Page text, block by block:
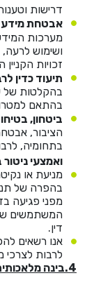
דרישות
אבטחת מידע
מערכות
ושימוש לרעה,
זכויות
תיעוד כדין
בהקלטות של
בהתאם
ביטחון,
הציבור,
בתחומיה,
ואמצעי
מניעת או
בהפרה של
מפני פגיעה
המשתמשים
דין.
אנו רשאים
לרבות לצרכי
4.בינה מלאכותית